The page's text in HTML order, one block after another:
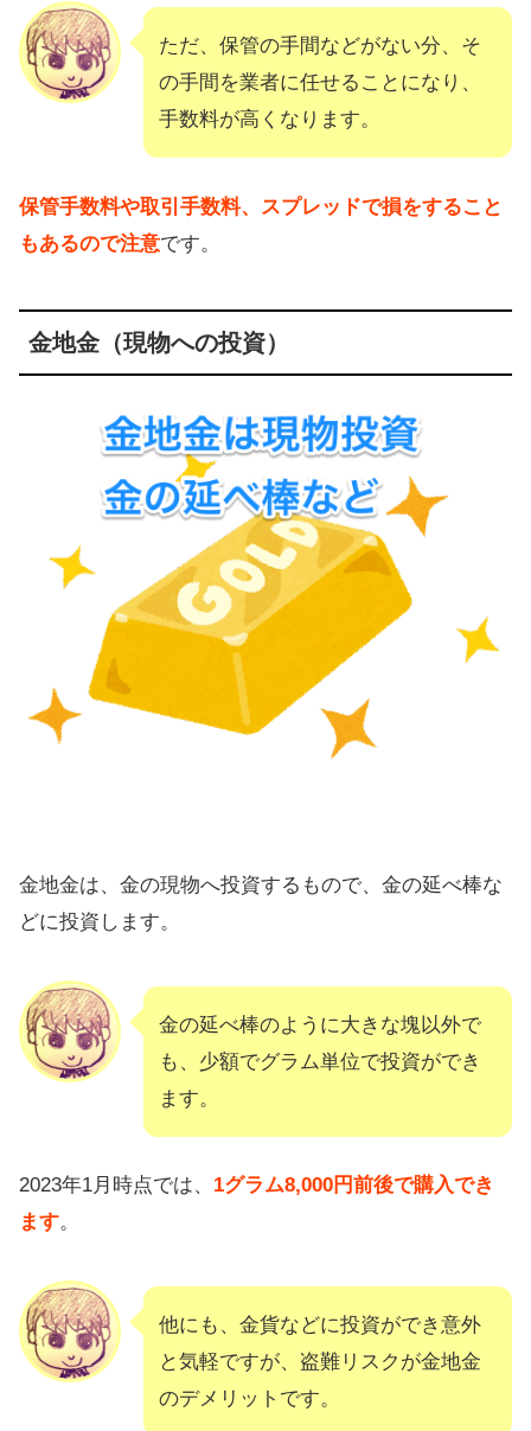
ただ、保管の手間などがない分、そ
の手間を業者に任せることになり、
手数料が高くなります。
保管手数料や取引手数料、スプレッドで損をすること
もあるので注意です。
金地金（現物への投資）
金地金は、金の現物へ投資するもので、金の延べ棒な
どに投資します。
金の延べ棒のように大きな塊以外で
も、少額でグラム単位で投資ができ
ます。
2023年1月時点では、 1グラム8,000円前後で購入でき
ます。
他にも、金貨などに投資ができ意外
と気軽ですが、盗難リスクが金地金
のデメリットです。